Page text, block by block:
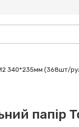
340*235мм (368шт/
папір